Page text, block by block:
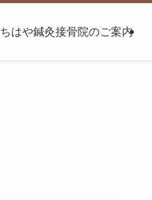
ちはや鍼灸接骨院のご案内